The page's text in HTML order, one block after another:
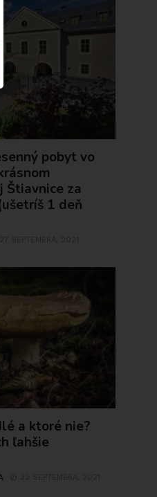
pobyt vo
Štiavnice za
1 deň
a ktoré nie?
ľahšie